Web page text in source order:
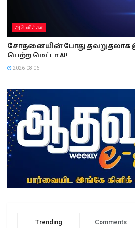
அமொிக்கா
சோதனையின் போது
பெற்ற மெட்டா AI!
2026-08-06
Trending Comments